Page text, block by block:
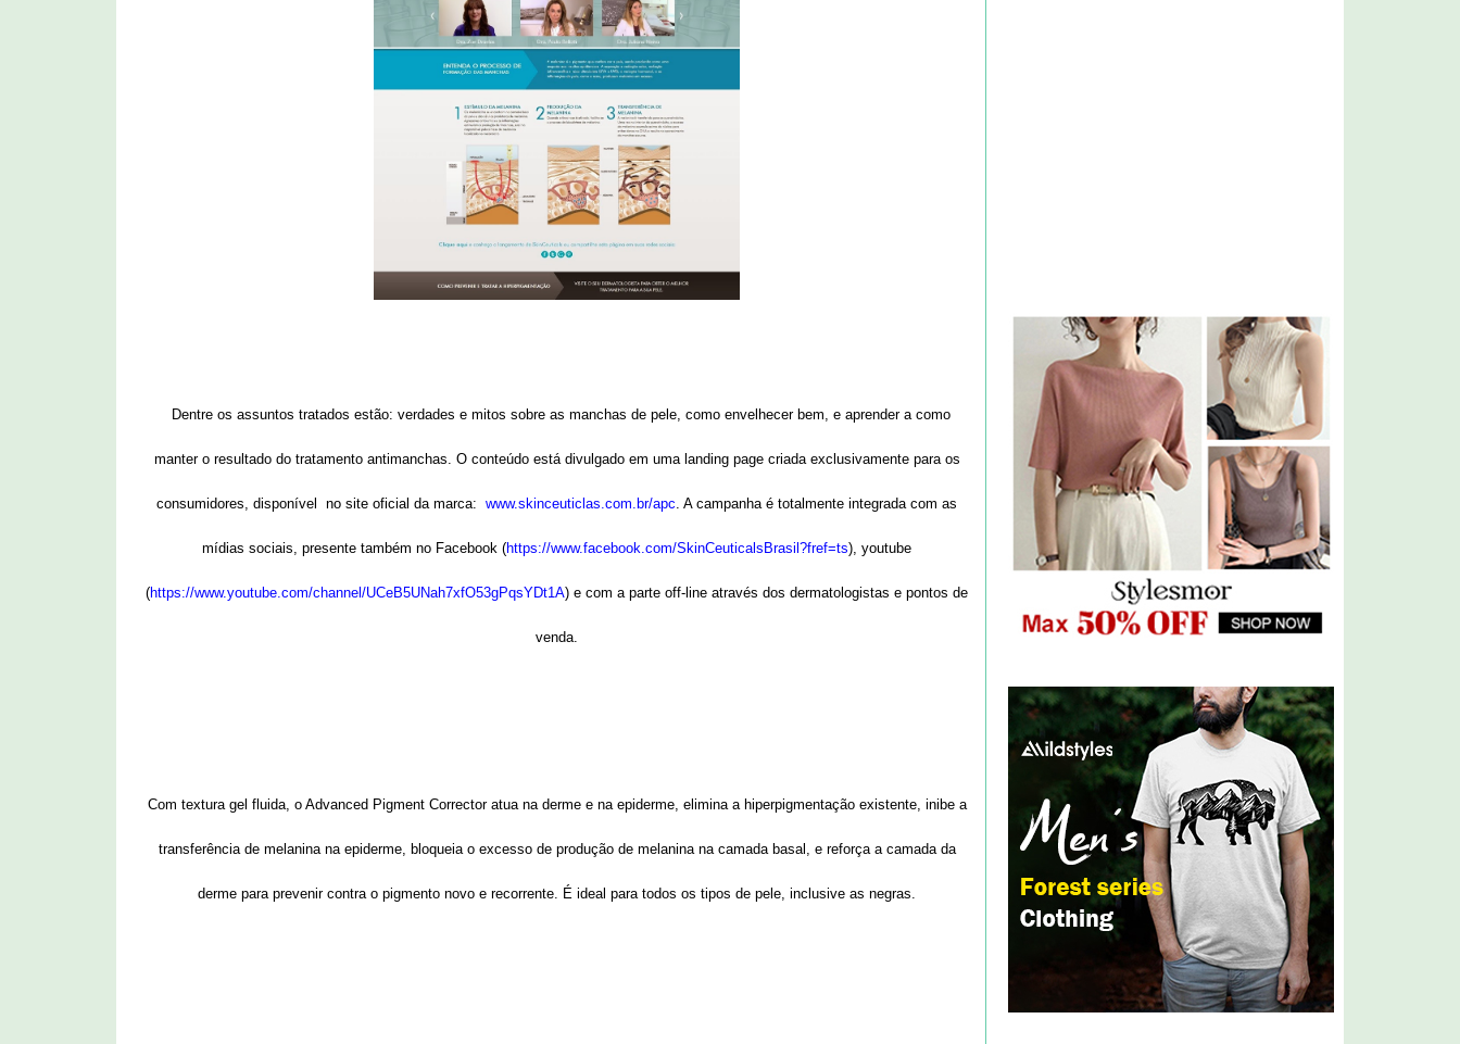
Dentre os assuntos tratados estão: verdades e mitos sobre as manchas de pele, como envelhecer bem, e aprender a como
manter o resultado do tratamento antimanchas. O conteúdo está divulgado em uma landing page criada exclusivamente para os
consumidores, disponível no site oficial da marca: www.skinceuticlas.com.br/apc. A campanha é totalmente integrada com as
mídias sociais, presente também no Facebook (https://www.facebook.com/SkinCeuticalsBrasil?fref=ts), youtube
(https://www.youtube.com/channel/UCeB5UNah7xfO53gPqsYDt1A) e com a parte off-line através dos dermatologistas e pontos de
venda.
Com textura gel fluida, o Advanced Pigment Corrector atua na derme e na epiderme, elimina a hiperpigmentação existente, inibe a
transferência de melanina na epiderme, bloqueia o excesso de produção de melanina na camada basal, e reforça a camada da
derme para prevenir contra o pigmento novo e recorrente. É ideal para todos os tipos de pele, inclusive as negras.